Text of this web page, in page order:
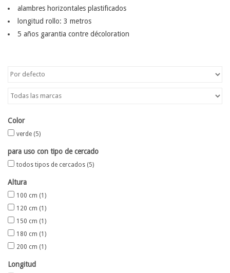
Contact
alambres horizontales plastificados
longitud rollo: 3 metros
5 años garantia contre décoloration
Color
verde (5)
para uso con tipo de cercado
todos tipos de cercados (5)
Altura
100 cm (1)
120 cm (1)
150 cm (1)
180 cm (1)
200 cm (1)
Longitud